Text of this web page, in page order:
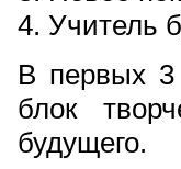
4. Учитель
В первых
блок
будущего.